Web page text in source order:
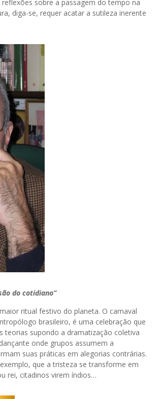
sobre a passagem do tempo na
diga-se, requer acatar a sutileza inerente
do cotidiano”
ritual festivo do planeta. O carnaval
brasileiro, é uma celebração que
teorias supondo a dramatização coletiva
onde grupos assumem a
suas práticas em alegorias contrárias.
que a tristeza se transforme em
rei, citadinos virem índios…